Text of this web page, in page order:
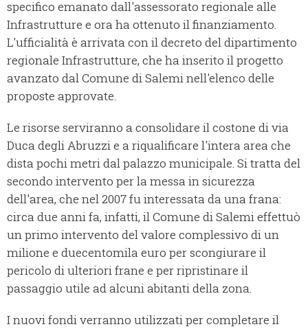
specifico emanato dall'assessorato regionale alle
Infrastrutture e ora ha ottenuto il finanziamento.
L'ufficialità è arrivata con il decreto del dipartimento
regionale Infrastrutture, che ha inserito il progetto
avanzato dal Comune di Salemi nell'elenco delle
proposte approvate.
Le risorse serviranno a consolidare il costone di via
Duca degli Abruzzi e a riqualificare l'intera area che
dista pochi metri dal palazzo municipale. Si tratta del
secondo intervento per la messa in sicurezza
dell'area, che nel 2007 fu interessata da una frana:
circa due anni fa, infatti, il Comune di Salemi effettuò
un primo intervento del valore complessivo di un
milione e duecentomila euro per scongiurare il
pericolo di ulteriori frane e per ripristinare il
passaggio utile ad alcuni abitanti della zona.
I nuovi fondi verranno utilizzati per completare il